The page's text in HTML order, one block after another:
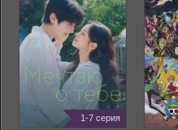
1-7 серия